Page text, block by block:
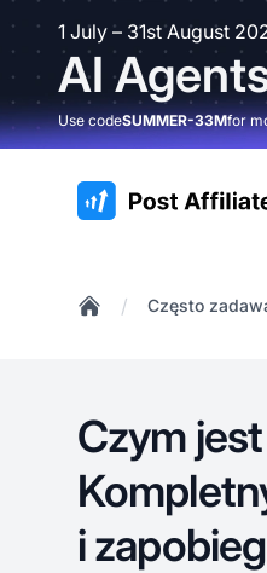
1 July – 31st August
AI
Use codeSUMMER-33Mfor
:site.title
/ Często
Czym
i